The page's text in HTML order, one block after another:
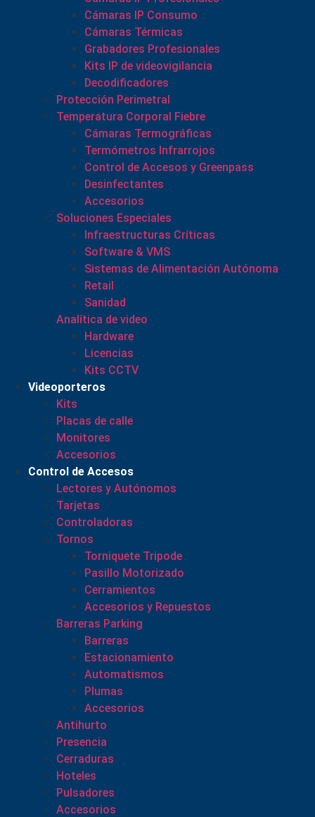
Cámaras IP Consumo
Cámaras Térmicas
Grabadores Profesionales
Kits IP de videovigilancia
Decodificadores
Protección Perimetral
Temperatura Corporal Fiebre
Cámaras Termográficas
Termómetros Infrarrojos
Control de Accesos y Greenpass
Desinfectantes
Accesorios
Soluciones Especiales
Infraestructuras Críticas
Software & VMS
Sistemas de Alimentación Autónoma
Retail
Sanidad
Analítica de video
Hardware
Licencias
Kits CCTV
Videoporteros
Kits
Placas de calle
Monitores
Accesorios
Control de Accesos
Lectores y Autónomos
Tarjetas
Controladoras
Tornos
Torniquete Tripode
Pasillo Motorizado
Cerramientos
Accesorios y Repuestos
Barreras Parking
Barreras
Estacionamiento
Automatismos
Plumas
Accesorios
Antihurto
Presencia
Cerraduras
Hoteles
Pulsadores
Accesorios